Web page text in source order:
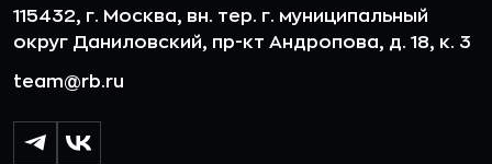
115432, г. Москва, вн. тер. г. муниципальный
округ Даниловский, пр-кт Андропова, д. 18, к. 3
team@rb.ru